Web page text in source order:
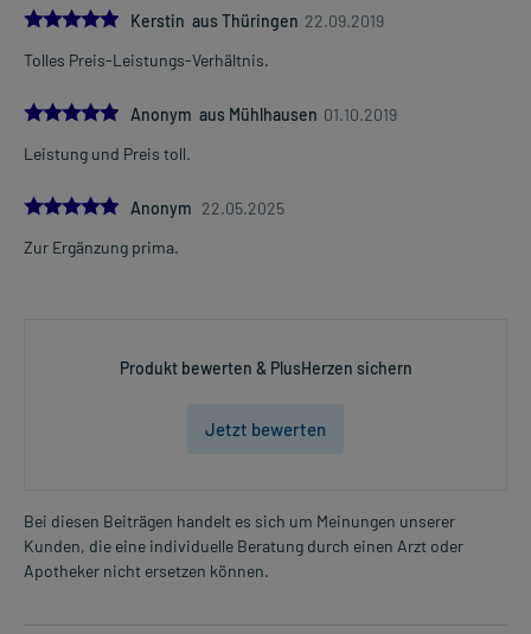
5.0
Kerstin aus Thüringen 22.09.2019
Tolles Preis-Leistungs-Verhältnis.
5.0Anonym aus Mühlhausen 01.10.2019
Leistung und Preis toll.
5.0Anonym 22.05.2025
Zur Ergänzung prima.
Produkt bewerten & PlusHerzen sichern
Jetzt bewerten
Bei diesen Beiträgen handelt es sich um Meinungen unserer
Kunden, die eine individuelle Beratung durch einen Arzt oder
Apotheker nicht ersetzen können.